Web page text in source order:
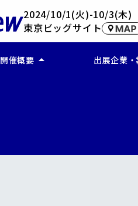
2024/10/1(火)-10/3(木)
東京ビッグサイト
開催概要 arrow_drop_up 出展企業